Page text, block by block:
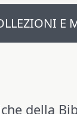
E
della